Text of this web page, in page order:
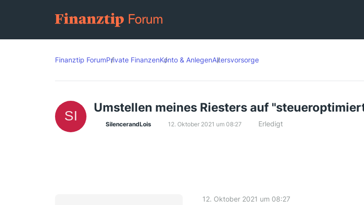
Finanztip ForumPrivate FinanzenKonto & AnlegenAltersvorsorge
Umstellen meines Riesters auf
SilencerandLois 12. Oktober 2021 um 08:27 Erledigt
12. Oktober 2021 um 08:27